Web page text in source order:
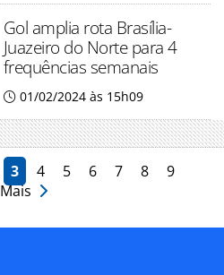
Gol amplia rota Brasília-
Juazeiro do Norte para 4
frequências semanais
01/02/2024 às 15h09
3 4 5 6 7 8
9
Mais